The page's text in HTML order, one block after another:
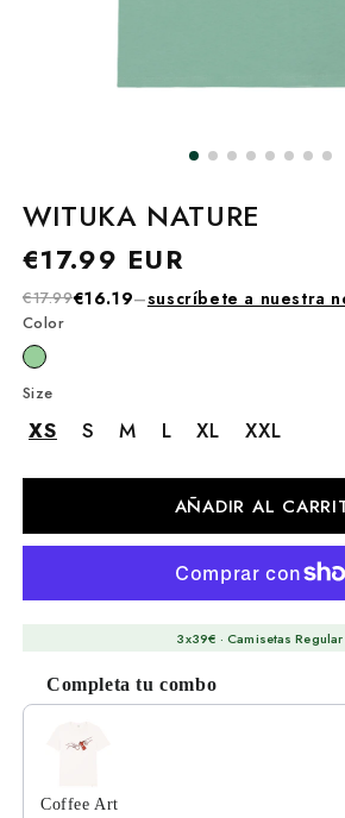
WITUKA NATURE
Precio
€17.99 EUR
€17.99€16.19–suscríbete a nuestra
Size
XS S M L XL XXL
Color
AÑADIR AL
3x39€ · Camisetas
Completa tu combo
Use the Previous and Next buttons to
Coffee Art